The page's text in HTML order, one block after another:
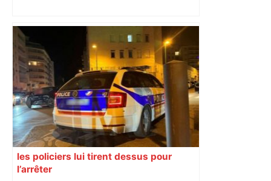
Labège, près de Toulouse
les policiers lui tirent dessus pour
l’arrêter